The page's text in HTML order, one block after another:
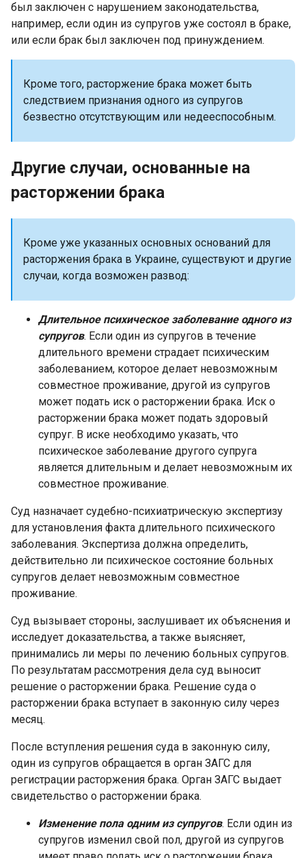
был заключен с нарушением законодательства,
например, если один из супругов уже состоял в браке,
или если брак был заключен под принуждением.
Кроме того, расторжение брака может быть
следствием признания одного из супругов
безвестно отсутствующим или недееспособным.
Другие случаи, основанные на
расторжении брака
Кроме уже указанных основных оснований для
расторжения брака в Украине, существуют и другие
случаи, когда возможен развод:
Длительное психическое заболевание одного из
супругов. Если один из супругов в течение
длительного времени страдает психическим
заболеванием, которое делает невозможным
совместное проживание, другой из супругов
может подать иск о расторжении брака. Иск о
расторжении брака может подать здоровый
супруг. В иске необходимо указать, что
психическое заболевание другого супруга
является длительным и делает невозможным их
совместное проживание.
Суд назначает судебно-психиатрическую экспертизу
для установления факта длительного психического
заболевания. Экспертиза должна определить,
действительно ли психическое состояние больных
супругов делает невозможным совместное
проживание.
Суд вызывает стороны, заслушивает их объяснения и
исследует доказательства, а также выясняет,
принимались ли меры по лечению больных супругов.
По результатам рассмотрения дела суд выносит
решение о расторжении брака. Решение суда о
расторжении брака вступает в законную силу через
месяц.
После вступления решения суда в законную силу,
один из супругов обращается в орган ЗАГС для
регистрации расторжения брака. Орган ЗАГС выдает
свидетельство о расторжении брака.
Изменение пола одним из супругов. Если один из
супругов изменил свой пол, другой из супругов